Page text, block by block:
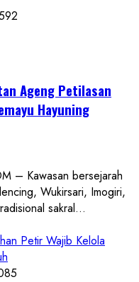
Ageng Petilasan
Hayuning
– Kawasan bersejarah
Wukirsari, Imogiri,
sakral...
Petir Wajib Kelola